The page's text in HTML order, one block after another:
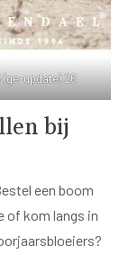
update) 26
bij
een boom
of kom langs in